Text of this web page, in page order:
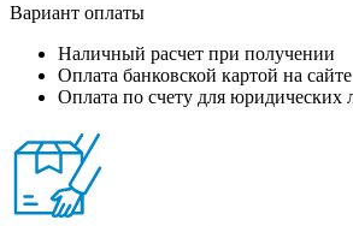
Вариант оплаты
Наличный расчет при получении
Оплата банковской картой на сайте
Оплата по счету для юридических